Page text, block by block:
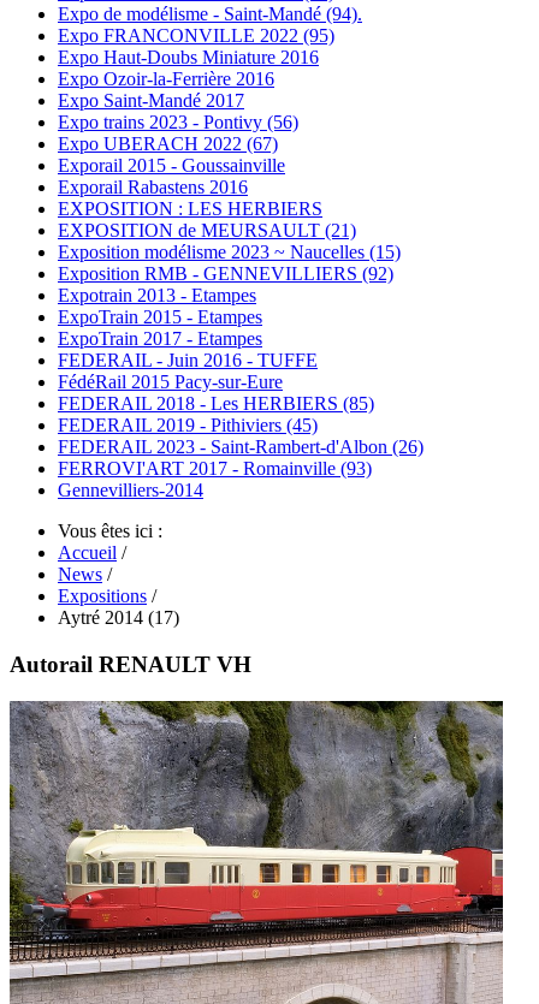
Expo de modélisme - Saint-Mandé (94).
Expo FRANCONVILLE 2022 (95)
Expo Haut-Doubs Miniature 2016
Expo Ozoir-la-Ferrière 2016
Expo Saint-Mandé 2017
Expo trains 2023 - Pontivy (56)
Expo UBERACH 2022 (67)
Exporail 2015 - Goussainville
Exporail Rabastens 2016
EXPOSITION : LES HERBIERS
EXPOSITION de MEURSAULT (21)
Exposition modélisme 2023 ~ Naucelles (15)
Exposition RMB - GENNEVILLIERS (92)
Expotrain 2013 - Etampes
ExpoTrain 2015 - Etampes
ExpoTrain 2017 - Etampes
FEDERAIL - Juin 2016 - TUFFE
FédéRail 2015 Pacy-sur-Eure
FEDERAIL 2018 - Les HERBIERS (85)
FEDERAIL 2019 - Pithiviers (45)
FEDERAIL 2023 - Saint-Rambert-d'Albon (26)
FERROVI'ART 2017 - Romainville (93)
Gennevilliers-2014
Vous êtes ici :
Accueil /
News /
Expositions /
Aytré 2014 (17)
Autorail RENAULT VH